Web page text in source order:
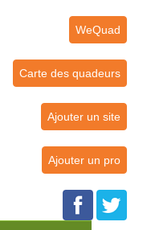
WeQuad
Carte des quadeurs
Ajouter un site
Ajouter un pro